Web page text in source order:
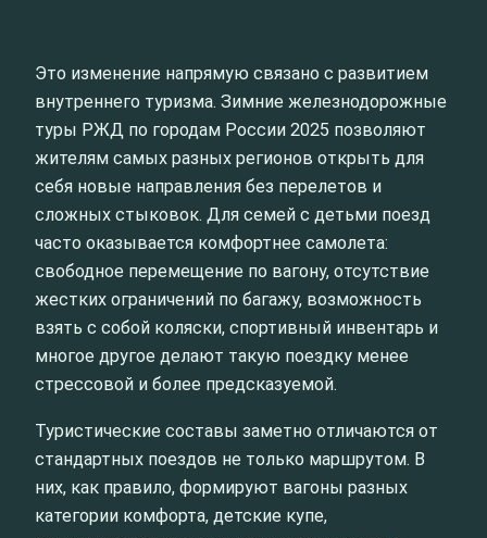
Это изменение напрямую связано с развитием
внутреннего туризма. Зимние железнодорожные
туры РЖД по городам России 2025 позволяют
жителям самых разных регионов открыть для
себя новые направления без перелетов и
сложных стыковок. Для семей с детьми поезд
часто оказывается комфортнее самолета:
свободное перемещение по вагону, отсутствие
жестких ограничений по багажу, возможность
взять с собой коляски, спортивный инвентарь и
многое другое делают такую поездку менее
стрессовой и более предсказуемой.
Туристические составы заметно отличаются от
стандартных поездов не только маршрутом. В
них, как правило, формируют вагоны разных
категории комфорта, детские купе,